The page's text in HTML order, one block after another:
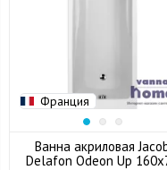
Франция
Ванна акриловая
Delafon Odeon Up